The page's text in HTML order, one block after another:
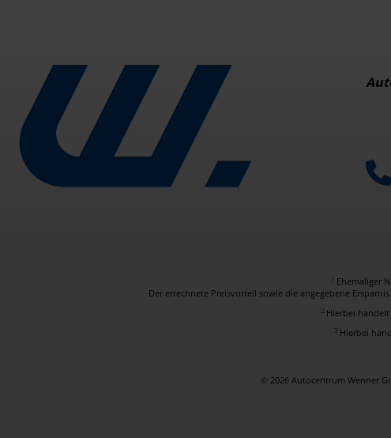
1 Ehemaliger
Der errechnete Preisvorteil sowie die angegebene
2 Hierbei
3 Hierbei
© 2026 Autocentrum Wenner